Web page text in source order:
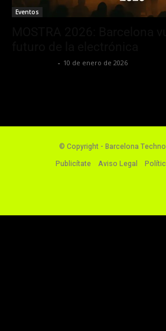
Eventos
- 10 de enero de 2026
© Copyright - Barcelona
Publicítate
Aviso Legal